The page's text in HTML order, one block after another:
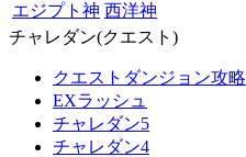
エジプト神 西洋神
チャレダン(クエスト)
クエストダンジョン攻略
EXラッシュ
チャレダン5
チャレダン4